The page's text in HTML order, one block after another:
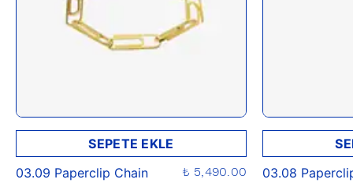
SEPETE EKLE
03.09 Paperclip Chain
₺ 5,490.00
03.08